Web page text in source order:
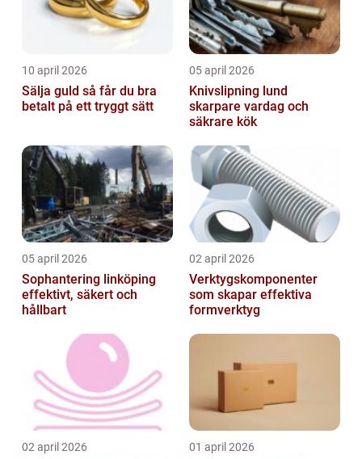
10 april 2026
Sälja guld så får du bra
betalt på ett tryggt sätt
05 april 2026
Knivslipning lund
skarpare vardag och
säkrare kök
05 april 2026
Sophantering linköping
effektivt, säkert och
hållbart
02 april 2026
Verktygskomponenter
som skapar effektiva
formverktyg
02 april 2026 01 april 2026